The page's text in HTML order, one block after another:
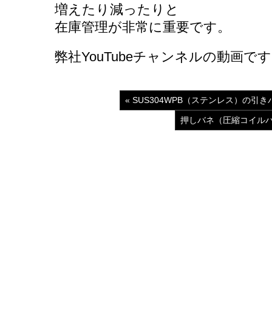
増えたり減ったりと
在庫管理が非常に重要です。
弊社YouTubeチャンネルの動画で
« SUS304WPB（ステンレス）の引き
押しバネ（圧縮コイル